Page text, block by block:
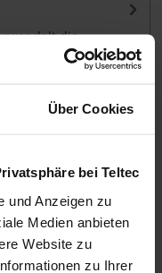
Über Cookies
bei Teltec
und Anzeigen zu
Medien anbieten
Website zu
zu Ihrer
die
2 in...
more
more